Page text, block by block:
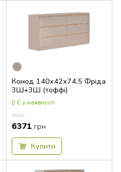
Комод 140x42x74,5 Фріда
3Ш+3Ш (тоффі)
Є у наявності
Оцінка
0.00
з
6371 грн
Купити